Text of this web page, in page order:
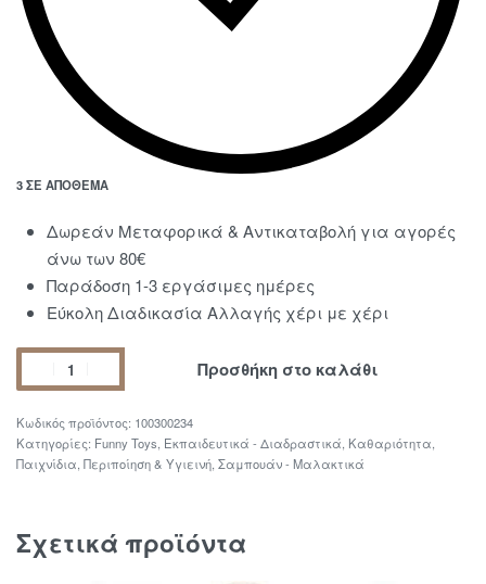
3 ΣΕ ΑΠΌΘΕΜΑ
Δωρεάν Μεταφορικά & Αντικαταβολή για αγορές
άνω των 80€
Παράδοση 1-3 εργάσιμες ημέρες
Εύκολη Διαδικασία Αλλαγής χέρι με χέρι
Προσθήκη στο καλάθι
100300234
Κατηγορίες: Funny Toys, Εκπαιδευτικά - Διαδραστικά, Καθαριότητα,
Παιχνίδια, Περιποίηση & Υγιεινή, Σαμπουάν - Μαλακτικά
Σχετικά προϊόντα